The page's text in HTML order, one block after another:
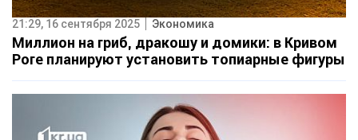
21:29, 16 сентября 2025 Экономика
Миллион на гриб, дракошу и домики: в Кривом
Роге планируют установить топиарные фигуры